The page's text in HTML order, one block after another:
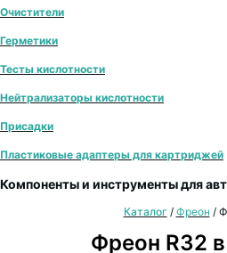
Очистители
Герметики
Тесты кислотности
Нейтрализаторы кислотности
Присадки
Пластиковые адаптеры для картриджей
Компоненты и инструменты для
Каталог / Фреон /
Фреон R32